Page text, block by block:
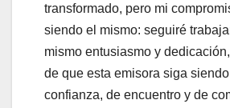
transformado, pero mi
siendo el mismo: seguiré
mismo entusiasmo y
de que esta emisora siga
confianza, de encuentro y de